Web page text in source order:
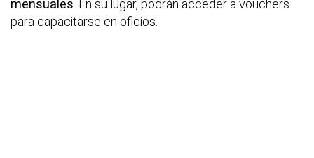
mensuales . En su lugar, podrán acceder a vouchers
para capacitarse en oficios.